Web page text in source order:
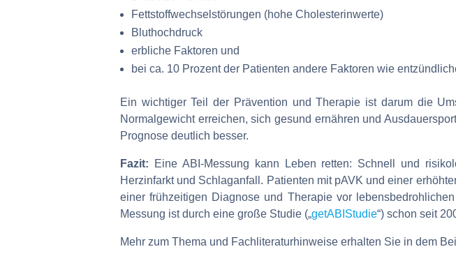
Fettstoffwechselstörungen (hohe Cholesterinwerte)
Bluthochdruck
erbliche Faktoren und
bei ca. 10 Prozent der Patienten andere Faktoren wie
Ein wichtiger Teil der Prävention und Therapie ist darum die
Normalgewicht erreichen, sich gesund ernähren und
Prognose deutlich besser.
Fazit:
Eine ABI-Messung kann Leben retten: Schnell und
Herzinfarkt und Schlaganfall. Patienten mit pAVK und einer
einer frühzeitigen Diagnose und Therapie vor
Messung ist durch eine große Studie („getABIStudie“) schon seit
Mehr zum Thema und Fachliteraturhinweise erhalten Sie in dem